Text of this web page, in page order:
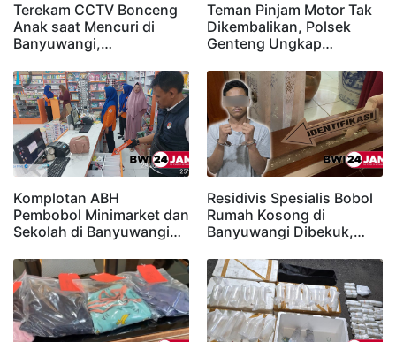
Terekam CCTV Bonceng
Anak saat Mencuri di
Banyuwangi,…
Teman Pinjam Motor Tak
Dikembalikan, Polsek
Genteng Ungkap…
Komplotan ABH
Pembobol Minimarket dan
Sekolah di Banyuwangi…
Residivis Spesialis Bobol
Rumah Kosong di
Banyuwangi Dibekuk,…